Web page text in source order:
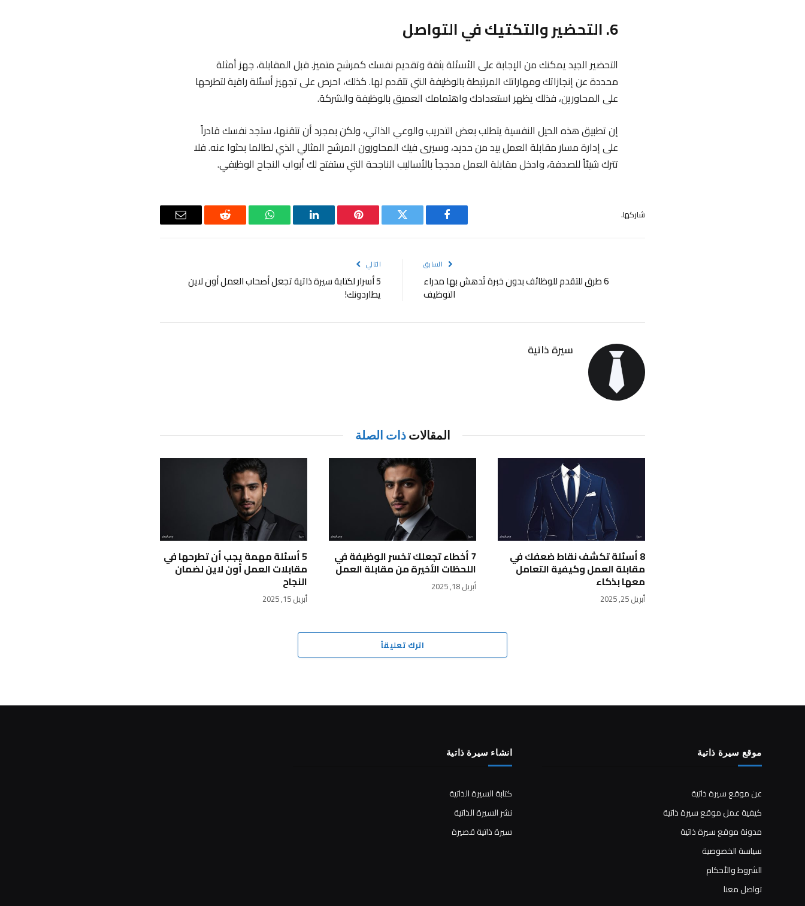
6. التحضير والتكتيك في التواصل
التحضير الجيد يمكنك من الإجابة على الأسئلة بثقة وتقديم نفسك كمرشح متميز. قبل المقابلة، جهز أمثلة
محددة عن إنجازاتك ومهاراتك المرتبطة بالوظيفة التي تتقدم لها. كذلك، احرص على تجهيز أسئلة راقية لتطرحها
على المحاورين، فذلك يظهر استعدادك واهتمامك العميق بالوظيفة والشركة.
إن تطبيق هذه الحيل النفسية يتطلب بعض التدريب والوعي الذاتي، ولكن بمجرد أن تتقنها، ستجد نفسك قادراً
على إدارة مسار مقابلة العمل بيد من حديد، وسيرى فيك المحاورون المرشح المثالي الذي لطالما بحثوا عنه. فلا
تترك شيئاً للصدفة، وادخل مقابلة العمل مدججاً بالأساليب الناجحة التي ستفتح لك أبواب النجاح الوظيفي.
شاركها.
فيسبوك تويتر بينتيريستلينكدإن واتساب رديت
البريد
السابق
6 طرق للتقدم للوظائف بدون خبرة تُدهش بها مدراء
التوظيف
التالي
5 أسرار لكتابة سيرة ذاتية تجعل أصحاب العمل أون لاين
يطاردونك!
سيرة ذاتية
المقالاتذات الصلة
8 أسئلة تكشف نقاط ضعفك في
مقابلة العمل وكيفية التعامل
معها بذكاء
أبريل 25, 2025
7 أخطاء تجعلك تخسر الوظيفة في
اللحظات الأخيرة من مقابلة العمل
أبريل 18, 2025
5 أسئلة مهمة يجب أن تطرحها في
مقابلات العمل أون لاين لضمان
النجاح
أبريل 15, 2025
اترك تعليقاً
موقع سيرة ذاتية
عن موقع سيرة ذاتية
كيفية عمل موقع سيرة ذاتية
مدونة موقع سيرة ذاتية
سياسة الخصوصية
الشروط والأحكام
تواصل معنا
انشاء سيرة ذاتية
كتابة السيرة الذاتية
نشر السيرة الذاتية
سيرة ذاتية قصيرة